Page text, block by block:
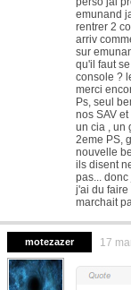
emunand
rentrer 2
arriv
sur
qu'il faut
console ?
merci
Ps, seul
nos SAV
un cia , un
2eme PS,
nouvelle
ils disent
pas...
j'ai du faire
marchait
motezazer 17